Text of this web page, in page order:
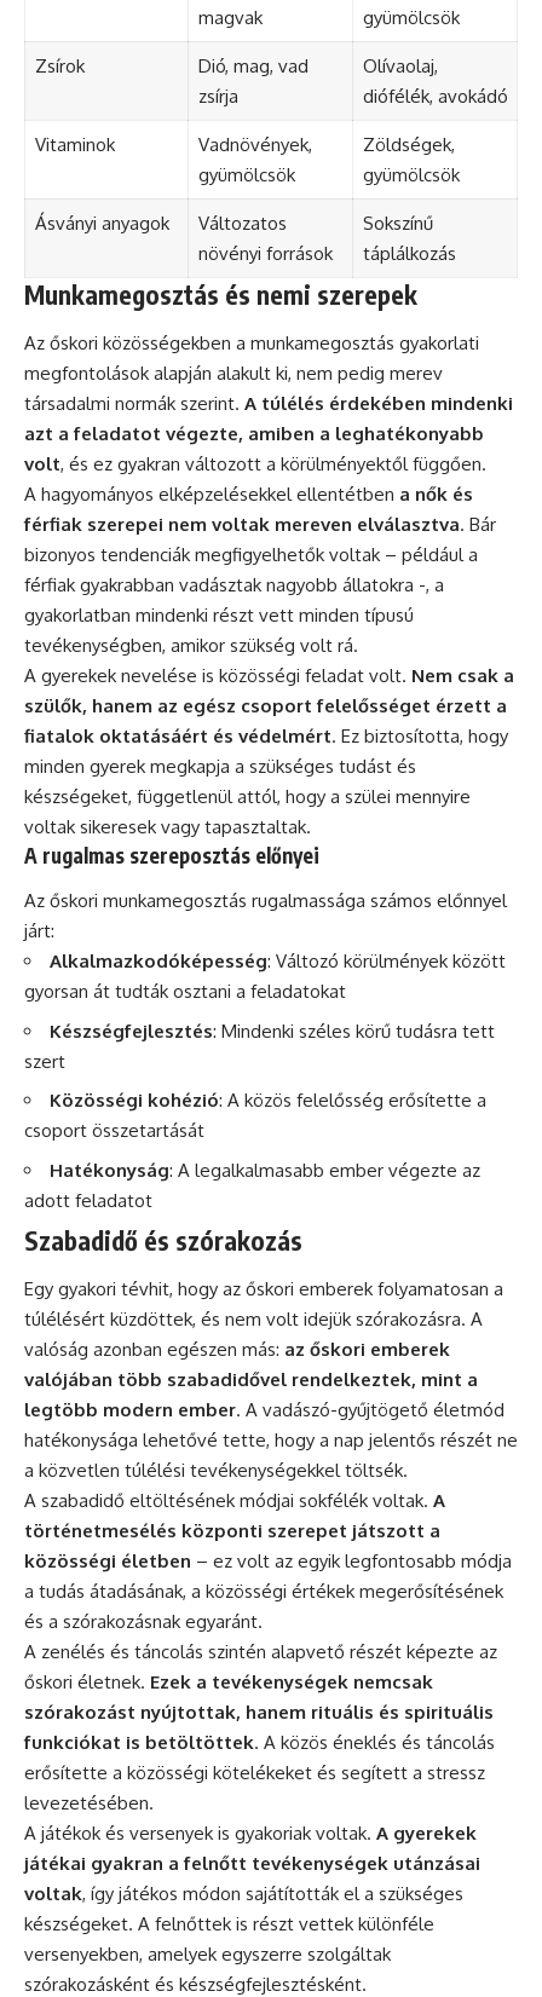
magvak
gyümölcsök
Zsírok
Dió, mag, vad
zsírja
Olívaolaj,
diófélék, avokádó
Vitaminok
Vadnövények,
gyümölcsök
Zöldségek,
gyümölcsök
Ásványi anyagok
Változatos
növényi források
Sokszínű
táplálkozás
Munkamegosztás és nemi szerepek
Az őskori közösségekben a munkamegosztás gyakorlati
megfontolások alapján alakult ki, nem pedig merev
társadalmi normák szerint. A túlélés érdekében mindenki
azt a feladatot végezte, amiben a leghatékonyabb
volt, és ez gyakran változott a körülményektől függően.
A hagyományos elképzelésekkel ellentétben a nők és
férfiak szerepei nem voltak mereven elválasztva. Bár
bizonyos tendenciák megfigyelhetők voltak – például a
férfiak gyakrabban vadásztak nagyobb állatokra -, a
gyakorlatban mindenki részt vett minden típusú
tevékenységben, amikor szükség volt rá.
A gyerekek nevelése is közösségi feladat volt. Nem csak a
szülők, hanem az egész csoport felelősséget érzett a
fiatalok oktatásáért és védelmért. Ez biztosította, hogy
minden gyerek megkapja a szükséges tudást és
készségeket, függetlenül attól, hogy a szülei mennyire
voltak sikeresek vagy tapasztaltak.
A rugalmas szereposztás előnyei
Az őskori munkamegosztás rugalmassága számos előnnyel
járt:
Alkalmazkodóképesség: Változó körülmények között
gyorsan át tudták osztani a feladatokat
Készségfejlesztés: Mindenki széles körű tudásra tett
szert
Közösségi kohézió: A közös felelősség erősítette a
csoport összetartását
Hatékonyság: A legalkalmasabb ember végezte az
adott feladatot
Szabadidő és szórakozás
Egy gyakori tévhit, hogy az őskori emberek folyamatosan a
túlélésért küzdöttek, és nem volt idejük szórakozásra. A
valóság azonban egészen más: az őskori emberek
valójában több szabadidővel rendelkeztek, mint a
legtöbb modern ember. A vadászó-gyűjtögető életmód
hatékonysága lehetővé tette, hogy a nap jelentős részét ne
a közvetlen túlélési tevékenységekkel töltsék.
A szabadidő eltöltésének módjai sokfélék voltak. A
történetmesélés központi szerepet játszott a
közösségi életben – ez volt az egyik legfontosabb módja
a tudás átadásának, a közösségi értékek megerősítésének
és a szórakozásnak egyaránt.
A zenélés és táncolás szintén alapvető részét képezte az
őskori életnek. Ezek a tevékenységek nemcsak
szórakozást nyújtottak, hanem rituális és spirituális
funkciókat is betöltöttek. A közös éneklés és táncolás
erősítette a közösségi kötelékeket és segített a stressz
levezetésében.
A játékok és versenyek is gyakoriak voltak. A gyerekek
játékai gyakran a felnőtt tevékenységek utánzásai
voltak, így játékos módon sajátították el a szükséges
készségeket. A felnőttek is részt vettek különféle
versenyekben, amelyek egyszerre szolgáltak
szórakozásként és készségfejlesztésként.